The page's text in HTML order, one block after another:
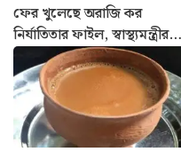
ফের খুলেছে অরাজি কর
নির্যাতিতার ফাইল, স্বাস্থ্যমন্ত্রীর
সাথে বৈঠক সেরে ঘোষণা
শুভেন্দু অধিকারীর